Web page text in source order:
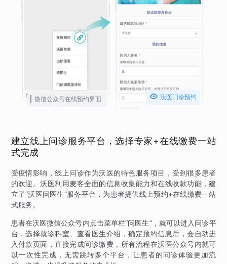
微信公众号在线预约界面  沃医门诊预约
建立线上问诊服务平台，选择专家+在线缴费一站
式完成
受疫情影响，线上问诊作为沃医的特色服务项目，受到很多患者
的欢迎。沃医利用麦客全面的信息收集能力和在线收款功能，建
立了“沃医问医生”服务平台，为患者提供线上预约+在线缴费一站
式服务。
患者在沃医微信公众号内点击菜单栏“问医生”，就可以进入问诊平
台，选择就诊科室、查看医生介绍，确定预约信息后，会自动进
入付款页面，直接完成问诊缴费，所有流程在沃医公众号内就可
以一次性完成，无需跳转多个平台，让患者的问诊体验更加流